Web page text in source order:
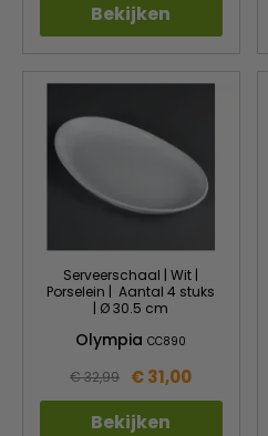
Bekijken
Serveerschaal | Wit |
Porselein | Aantal 4 stuks
| Ø 30.5 cm
OlympiaCC890
€ 32,99 € 31,00
Bekijken